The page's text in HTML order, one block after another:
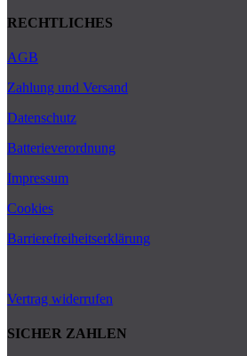
RECHTLICHES
AGB
Zahlung und Versand
Datenschutz
Batterieverordnung
Impressum
Cookies
Barrierefreiheitserklärung
Vertrag widerrufen
SICHER ZAHLEN